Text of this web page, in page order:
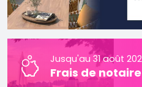
Jusqu'au 31 août
Frais de notaire